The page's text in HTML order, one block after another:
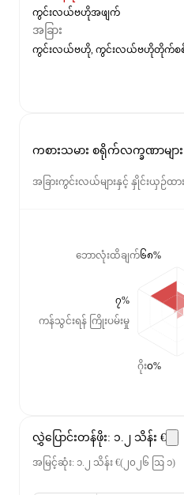
ကွင်းလယ်ဗဟိုအဖျက်
အခြား
ကွင်းလယ်ဗဟို, ကွင်းလယ်ဗဟိုတိုက်စ
ကစားသမား စရိုက်လက္ခဏာများ
အခြားကွင်းလယ်များနှင့် နှိုင်းယှဉ်
ဘောလုံးထိချက်၆၈%
ကန်သွင်းရန် ကြိုးပမ်းမှု
၇%
ဂိုး၀%
လွှဲပြောင်းတန်ဖိုး: ၁.၂ သိန်း €
အမြင့်ဆုံး: ၁.၂ သိန်း €( ၂၀၂၆ ဩ ၁)